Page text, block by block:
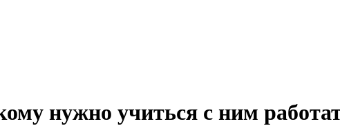
нужно учиться с ним